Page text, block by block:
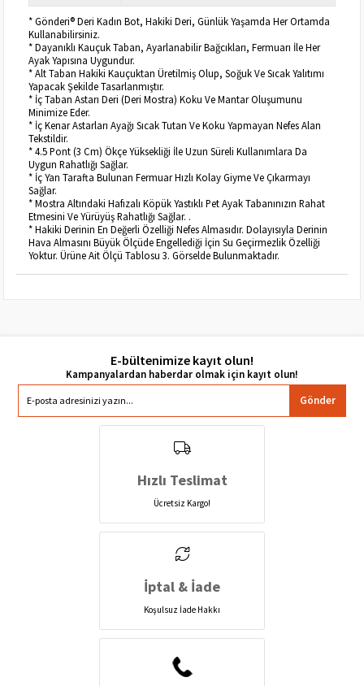
* Gönderi® Deri Kadın Bot, Hakiki Deri, Günlük Yaşamda Her Ortamda
Kullanabilirsiniz.
* Dayanıklı Kauçuk Taban, Ayarlanabilir Bağcıkları, Fermuarı İle Her
Ayak Yapısına Uygundur.
* Alt Taban Hakiki Kauçuktan Üretilmiş Olup, Soğuk Ve Sıcak Yalıtımı
Yapacak Şekilde Tasarlanmıştır.
* İç Taban Astarı Deri (Deri Mostra) Koku Ve Mantar Oluşumunu
Minimize Eder.
* İç Kenar Astarları Ayağı Sıcak Tutan Ve Koku Yapmayan Nefes Alan
Tekstildir.
* 4.5 Pont (3 Cm) Ökçe Yüksekliği İle Uzun Süreli Kullanımlara Da
Uygun Rahatlığı Sağlar.
* İç Yan Tarafta Bulunan Fermuar Hızlı Kolay Giyme Ve Çıkarmayı
Sağlar.
* Mostra Altındaki Hafızalı Köpük Yastıklı Pet Ayak Tabanınızın Rahat
Etmesini Ve Yürüyüş Rahatlığı Sağlar. .
* Hakiki Derinin En Değerli Özelliği Nefes Almasıdır. Dolayısıyla Derinin
Hava Almasını Büyük Ölçüde Engellediği İçin Su Geçirmezlik Özelliği
Yoktur. Ürüne Ait Ölçü Tablosu 3. Görselde Bulunmaktadır.
E-bültenimize kayıt olun!
Gönder
Hızlı Teslimat
Ücretsiz Kargo!
İptal & İade
Koşulsuz İade Hakkı